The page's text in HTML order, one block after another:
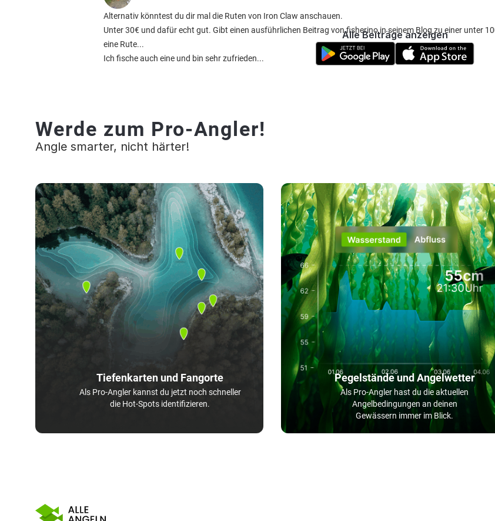
Alternativ könntest du dir mal die Ruten von Iron Claw anschauen.
Unter 30€ und dafür echt gut. Gibt einen ausführlichen Beitrag von fisherino in seinem Blog zu einer unter
eine Rute...
Ich fische auch eine und bin sehr zufrieden...
Alle Beiträge anzeigen
Werde zum Pro-Angler!
Angle smarter, nicht härter!
Tiefenkarten und Fangorte
Als Pro-Angler kannst du jetzt noch schneller
die Hot-Spots identifizieren.
Pegelstände und Angelwetter
Als Pro-Angler hast du die aktuellen
Angelbedingungen an deinen
Gewässern immer im Blick.